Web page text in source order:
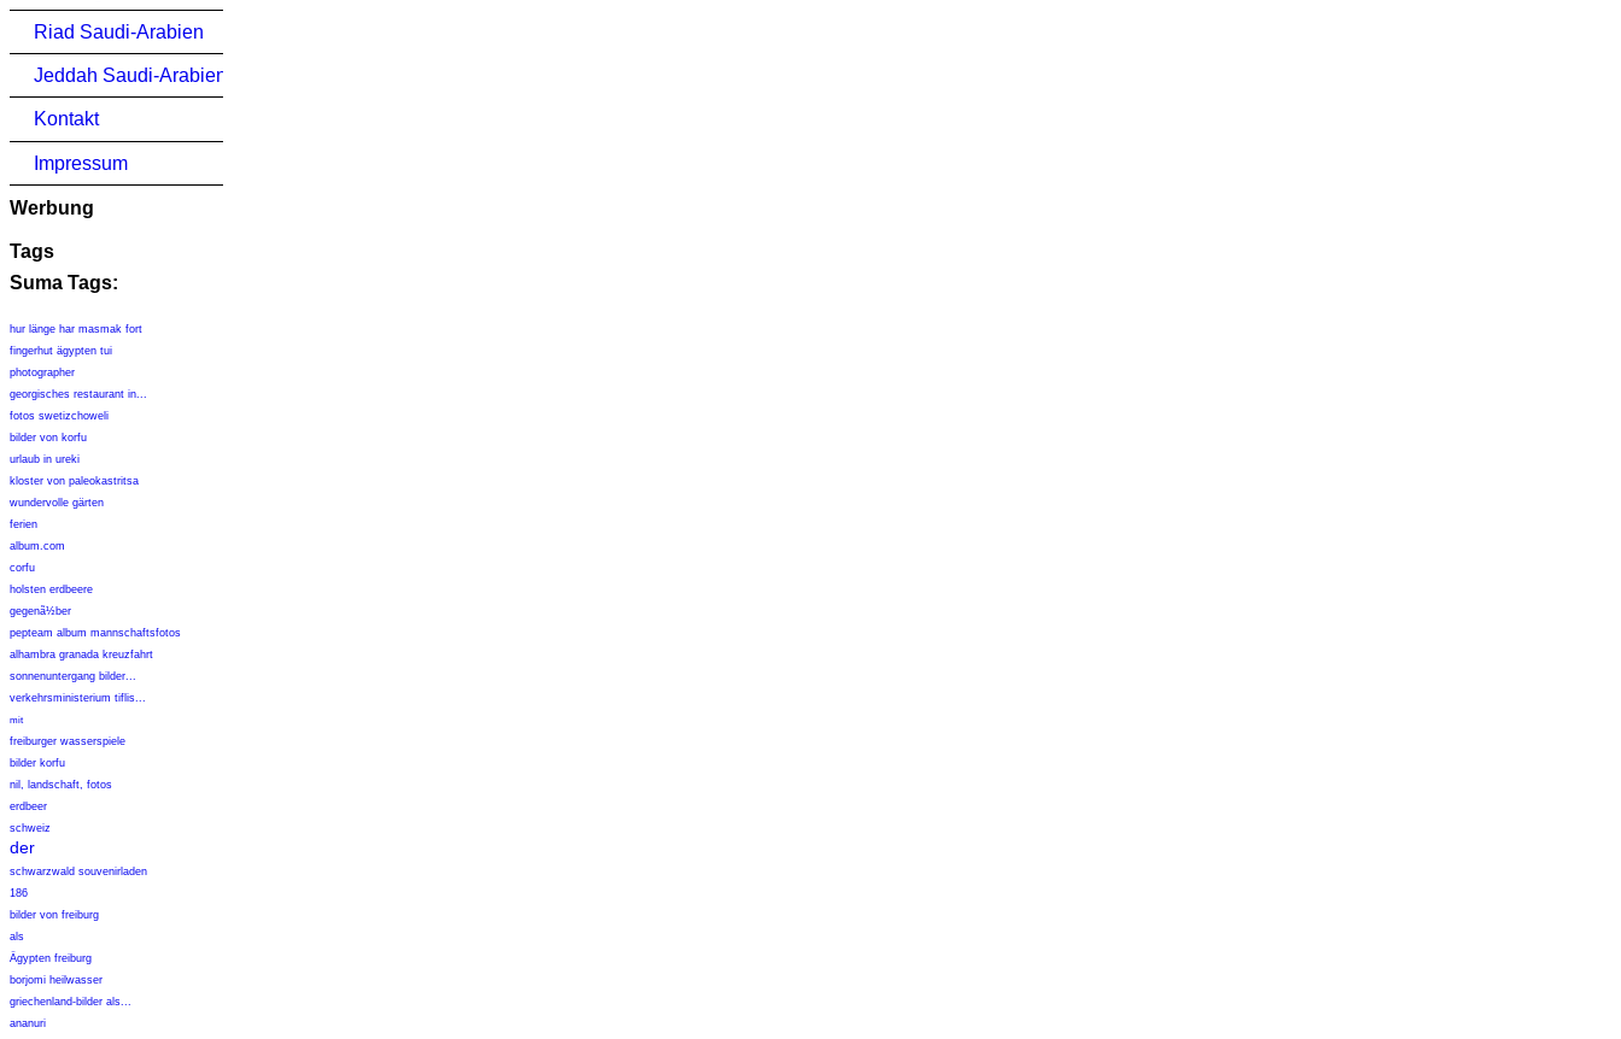
Riad Saudi-Arabien
Jeddah Saudi-Arabien
Kontakt
Impressum
Werbung
Tags
Suma Tags:
hur länge har masmak fort
fingerhut ägypten tui
photographer
georgisches restaurant in...
fotos swetizchoweli
bilder von korfu
urlaub in ureki
kloster von paleokastritsa
wundervolle gärten
ferien
album.com
corfu
holsten erdbeere
gegenã½ber
pepteam album mannschaftsfotos
alhambra granada kreuzfahrt
sonnenuntergang bilder...
verkehrsministerium tiflis...
mit
freiburger wasserspiele
bilder korfu
nil, landschaft, fotos
erdbeer
schweiz
der
schwarzwald souvenirladen
186
bilder von freiburg
als
Ägypten freiburg
borjomi heilwasser
griechenland-bilder als...
ananuri